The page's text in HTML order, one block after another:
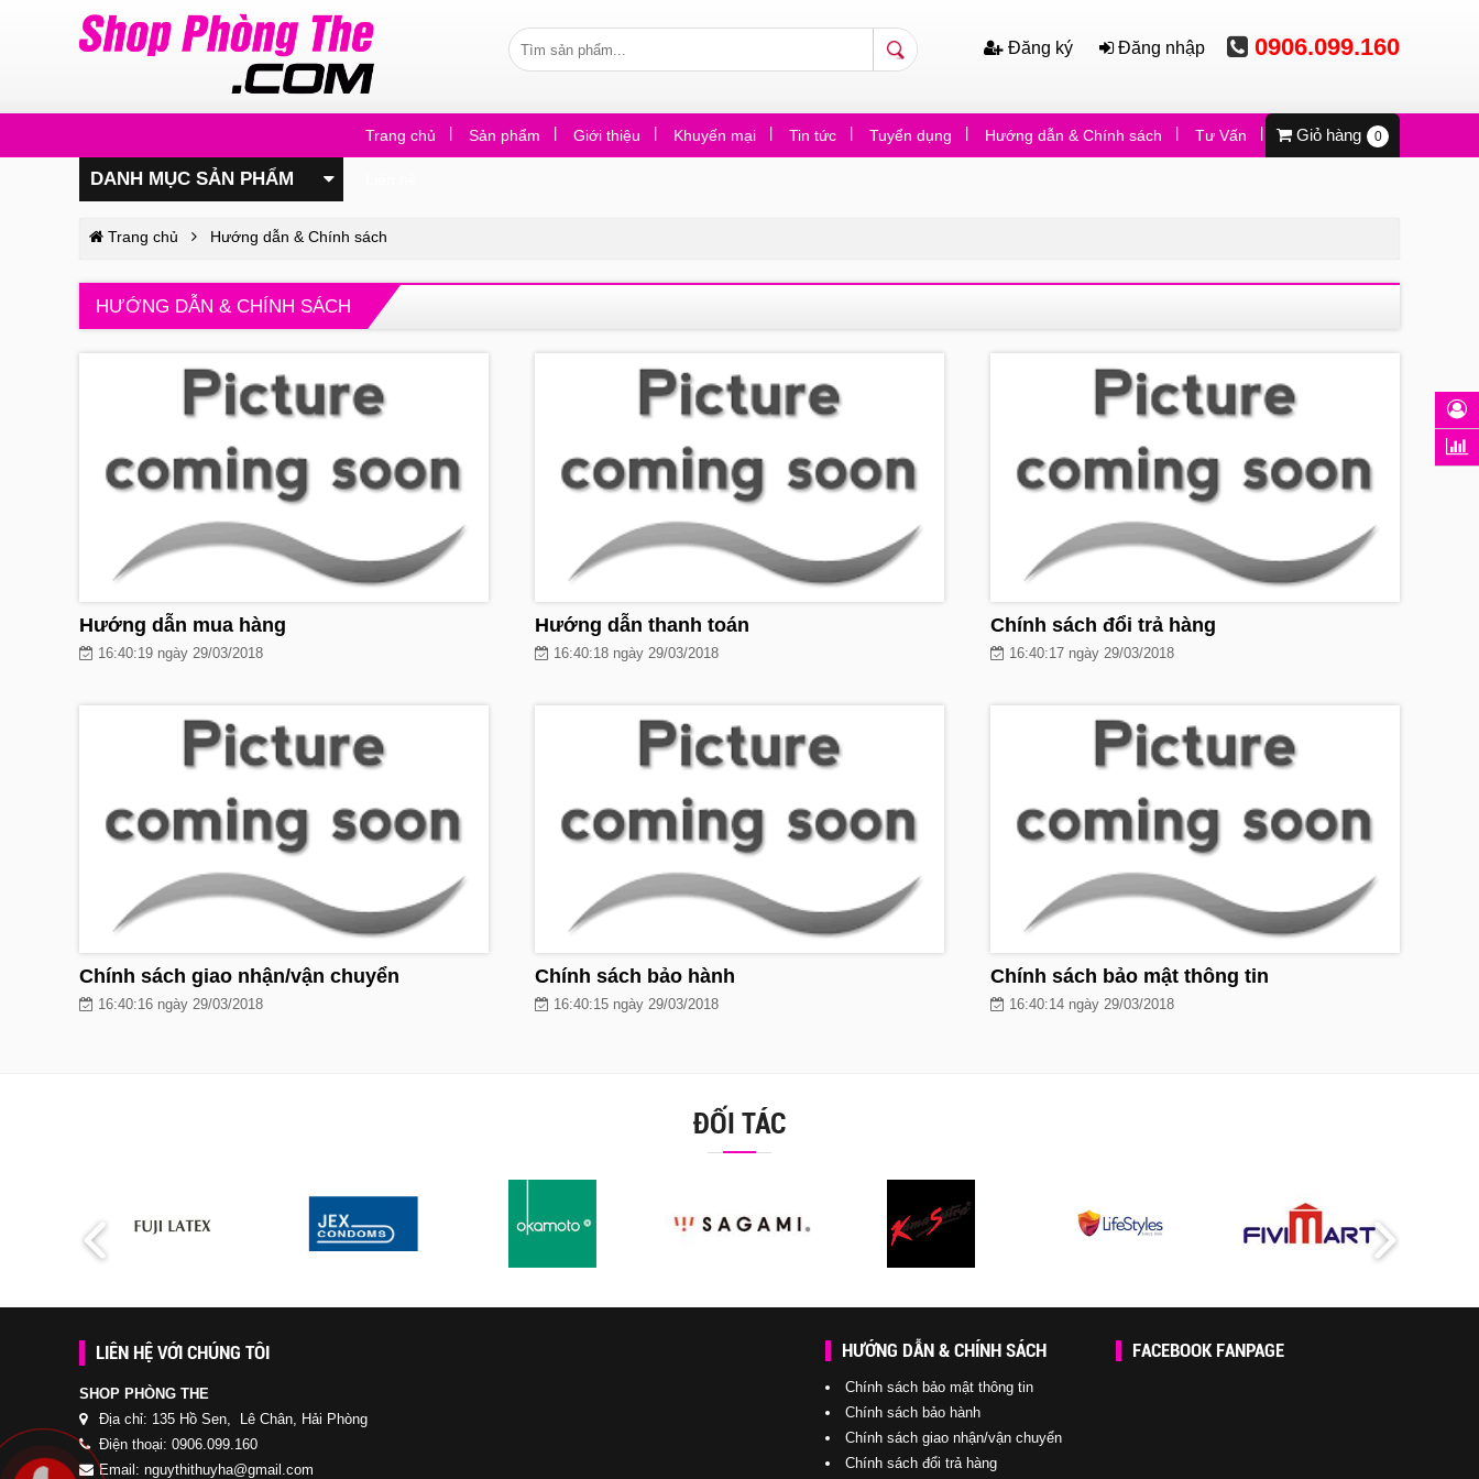
0906.099.160
Đăng ký Đăng nhập
Trang chủ Sản phẩm Giới thiệu Khuyến mại Tin tức Tuyển dụng Hướng dẫn & Chính sách Tư Vấn Video
Giỏ hàng 0
DANH MỤC SẢN PHẨM
Trang chủ Hướng dẫn & Chính sách
HƯỚNG DẪN & CHÍNH SÁCH
Hướng dẫn mua hàng
16:40:19 ngày 29/03/2018
Hướng dẫn thanh toán
16:40:18 ngày 29/03/2018
Chính sách đổi trả hàng
16:40:17 ngày 29/03/2018
Chính sách giao nhận/vận chuyển
16:40:16 ngày 29/03/2018
Chính sách bảo hành
16:40:15 ngày 29/03/2018
Chính sách bảo mật thông tin
16:40:14 ngày 29/03/2018
ĐỐI TÁC
FACEBOOK FANPAGE
HƯỚNG DẪN & CHÍNH SÁCH
Chính sách bảo mật thông tin
Chính sách bảo hành
Chính sách giao nhận/vận chuyển
Chính sách đổi trả hàng
LIÊN HỆ VỚI CHÚNG TÔI
SHOP PHÒNG THE
Địa chỉ: 135 Hồ Sen, Lê Chân, Hải Phòng
Điện thoại: 0906.099.160
Email: nguythithuyha@gmail.com